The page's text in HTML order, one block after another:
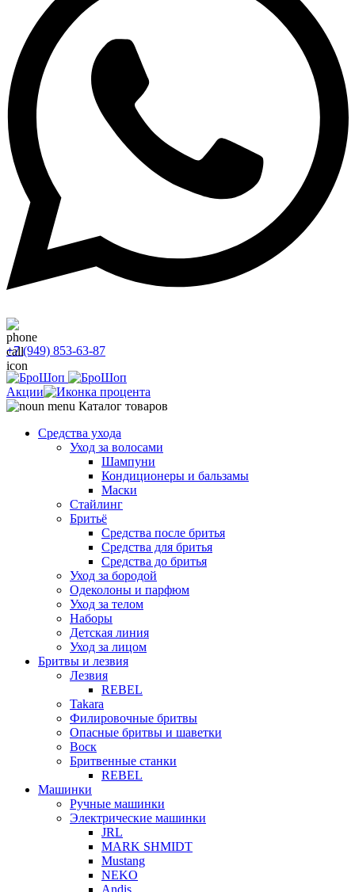
+7 (949) 853-63-87
Акции
Каталог товаров
Средства ухода
Уход за волосами
Шампуни
Кондиционеры и бальзамы
Маски
Стайлинг
Бритьё
Средства после бритья
Средства для бритья
Средства до бритья
Уход за бородой
Одеколоны и парфюм
Уход за телом
Наборы
Детская линия
Уход за лицом
Бритвы и лезвия
Лезвия
REBEL
Takara
Филировочные бритвы
Опасные бритвы и шаветки
Воск
Бритвенные станки
REBEL
Машинки
Ручные машинки
Электрические машинки
JRL
MARK SHMIDT
Mustang
NEKO
Andis